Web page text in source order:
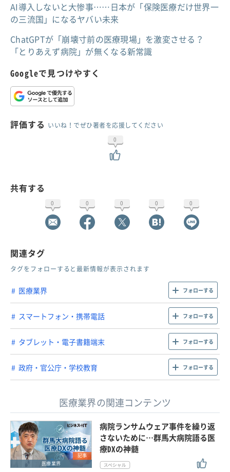
AI導入しないと大惨事……日本が「保険医療だけ世界一
の三流国」になるヤバい未来
ChatGPTが「崩壊寸前の医療現場」を激変させる？
「とりあえず病院」が無くなる新常識
Googleで見つけやすく
評価する いいね！でぜひ著者を応援してください
0
共有する
0 0 0 0 0
関連タグ
タグをフォローすると最新情報が表示されます
医療業界 フォローする
スマートフォン・携帯電話 フォローする
タブレット・電子書籍端末 フォローする
政府・官公庁・学校教育 フォローする
医療業界の関連コンテンツ
記事
医療業界
病院ランサムウェア事件を繰り返
さないために…群馬大病院語る医
療DXの神髄